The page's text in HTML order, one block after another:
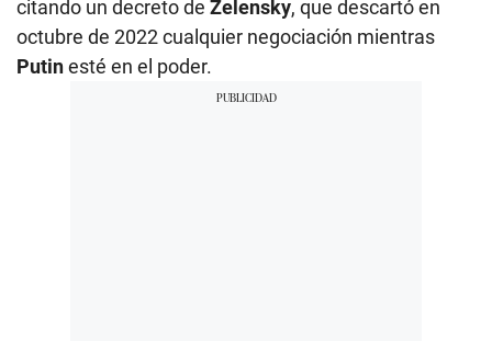
citando un decreto de Zelensky, que descartó en
octubre de 2022 cualquier negociación mientras
Putinesté en el poder.